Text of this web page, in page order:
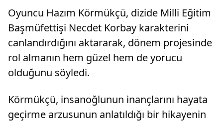
Oyuncu Hazım Körmükçü, dizide Milli Eğitim
Başmüfettişi Necdet Korbay karakterini
canlandırdığını aktararak, dönem projesinde
rol almanın hem güzel hem de yorucu
olduğunu söyledi.
Körmükçü, insanoğlunun inançlarını hayata
geçirme arzusunun anlatıldığı bir hikayenin